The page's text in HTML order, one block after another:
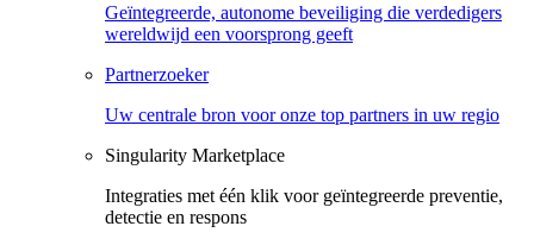
Geïntegreerde, autonome beveiliging die verdedigers
wereldwijd een voorsprong geeft
Partnerzoeker
Uw centrale bron voor onze top partners in uw regio
Singularity Marketplace
Integraties met één klik voor geïntegreerde preventie,
detectie en respons